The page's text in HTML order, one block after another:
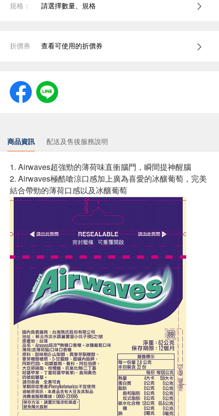
規格： 請選擇數量、規格
折價券 查看可使用的折價券
商品資訊 配送及售後服務說明
1. Airwaves超強勁的薄荷味直衝腦門，瞬間提神醒腦
2. Airwaves極酷嗆涼口感加上廣為喜愛的冰釀葡萄，完美
結合帶勁的薄荷口感以及冰釀葡萄